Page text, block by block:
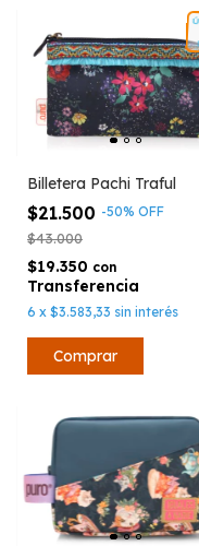
Billetera Pachi Traful
$21.500 -50% OFF
$43.000
$19.350 con
6 x $3.583,33 sin interés